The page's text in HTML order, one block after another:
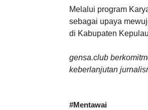
Melalui program
sebagai upaya
di Kabupaten
gensa.club
keberlanjutan
#Mentawai